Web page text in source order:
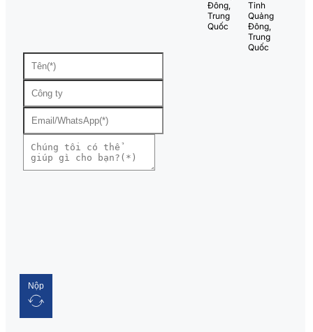
Đông,
Trung
Quốc
Tỉnh
Quảng
Đông,
Trung
Quốc
Nộp